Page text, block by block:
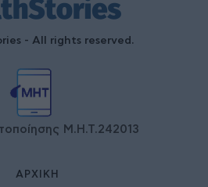
- All rights reserved.
Μ.Η.Τ.242013
ΑΡΧΙΚΉ